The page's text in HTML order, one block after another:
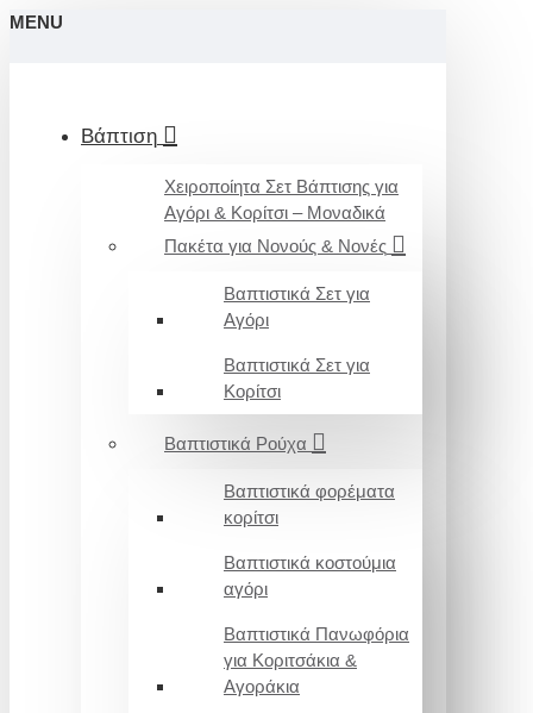
MENU
Βάπτιση
Χειροποίητα Σετ Βάπτισης για
Αγόρι & Κορίτσι – Μοναδικά
Πακέτα για Νονούς & Νονές
Βαπτιστικά Σετ για
Αγόρι
Βαπτιστικά Σετ για
Κορίτσι
Βαπτιστικά Ρούχα
Βαπτιστικά φορέματα
κορίτσι
Βαπτιστικά κοστούμια
αγόρι
Βαπτιστικά Πανωφόρια
για Κοριτσάκια &
Αγοράκια